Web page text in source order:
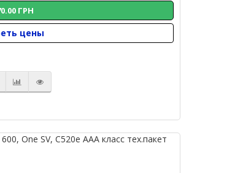
ГРН
цены
One SV, C520e AAA класс тех.пакет